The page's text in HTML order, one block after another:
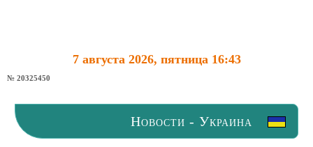
7 августа 2026, пятница 16:43
№ 20325450
Новости - Украина